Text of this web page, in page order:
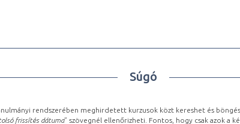
Súgó
rendszerében meghirdetett kurzusok közt kereshet és
frissítés dátuma” szövegnél ellenőrizheti. Fontos, hogy csak azok a